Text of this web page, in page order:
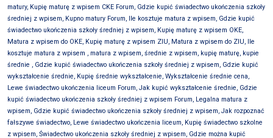
matury, Kupię maturę z wpisem CKE Forum, Gdzie kupić świadectwo ukończenia szkoły
średniej z wpisem, Kupno matury Forum, Ile kosztuje matura z wpisem, Gdzie kupić
świadectwo ukończenia szkoły średniej z wpisem, Kupię maturę z wpisem OKE,
Matura z wpisem do OKE, Kupię maturę z wpisem ZIU, Matura z wpisem do ZIU, Ile
kosztuje matura z wpisem , matura z wpisem, średnie z wpisem, kupię maturę, kupie
średnie , Gdzie kupić świadectwo ukończenia szkoły średniej z wpisem, Gdzie kupić
wykształcenie średnie, Kupię średnie wykształcenie, Wykształcenie średnie cena,
Lewe świadectwo ukończenia liceum Forum, Jak kupić wykształcenie średnie, Gdzie
kupić świadectwo ukończenia szkoły średniej z wpisem Forum, Legalna matura z
wpisem, Gdzie kupić świadectwo ukończenia szkoły średniej z wpisem, Jak rozpoznać
fałszywe świadectwo, Lewe świadectwo ukończenia liceum, Kupię świadectwo szkolne
z wpisem, Świadectwo ukończenia szkoły średniej z wpisem, Gdzie można kupić